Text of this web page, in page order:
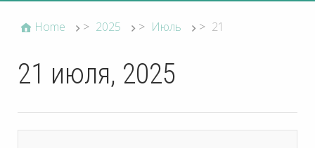
Home > 2025 > Июль > 21
21 июля, 2025